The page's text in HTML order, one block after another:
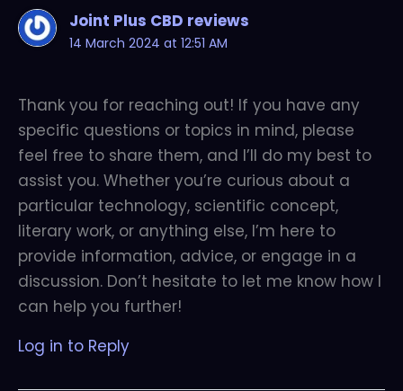
Joint Plus CBD reviews
14 March 2024 at 12:51 AM
Thank you for reaching out! If you have any
specific questions or topics in mind, please
feel free to share them, and I’ll do my best to
assist you. Whether you’re curious about a
particular technology, scientific concept,
literary work, or anything else, I’m here to
provide information, advice, or engage in a
discussion. Don’t hesitate to let me know how I
can help you further!
Log in to Reply